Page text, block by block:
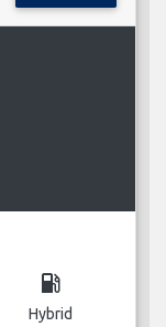
local_gas_station
Hybrid